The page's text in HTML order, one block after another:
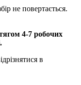
не повертається.
4-7 робочих
в